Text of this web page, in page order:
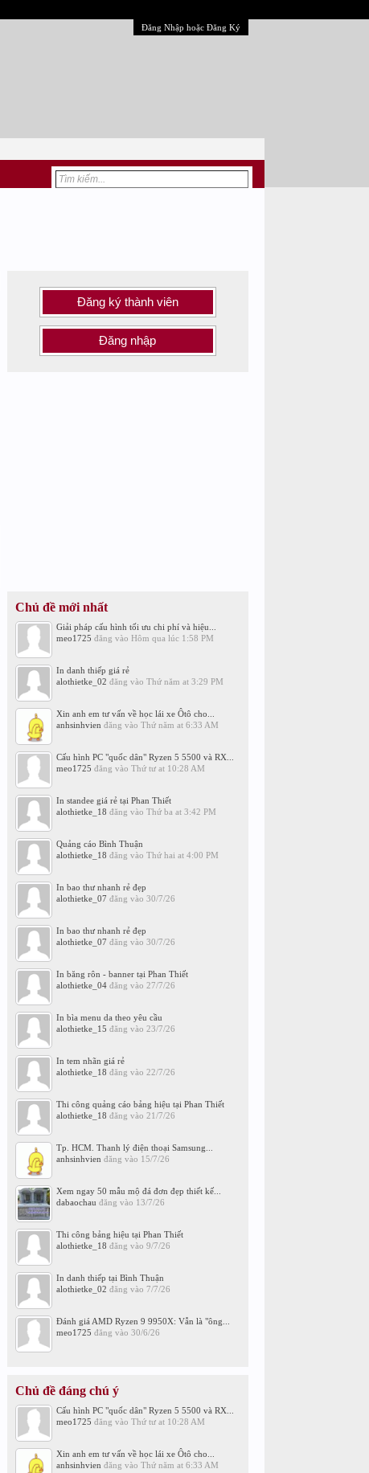
Đăng Nhập hoặc Đăng Ký
Đăng ký thành viên
Đăng nhập
Chủ đề mới nhất
Giải pháp cấu hình tối ưu chi phí và hiệu...
meo1725 đăng vào Hôm qua lúc 1:58 PM
In danh thiếp giá rẻ
alothietke_02 đăng vào Thứ năm at 3:29 PM
Xin anh em tư vấn về học lái xe Ôtô cho...
anhsinhvien đăng vào Thứ năm at 6:33 AM
Cấu hình PC "quốc dân" Ryzen 5 5500 và RX...
meo1725 đăng vào Thứ tư at 10:28 AM
In standee giá rẻ tại Phan Thiết
alothietke_18 đăng vào Thứ ba at 3:42 PM
Quảng cáo Bình Thuận
alothietke_18 đăng vào Thứ hai at 4:00 PM
In bao thư nhanh rẻ đẹp
alothietke_07 đăng vào 30/7/26
In bao thư nhanh rẻ đẹp
alothietke_07 đăng vào 30/7/26
In băng rôn - banner tại Phan Thiết
alothietke_04đăng vào 27/7/26
In bìa menu da theo yêu cầu
alothietke_15 đăng vào 23/7/26
In tem nhãn giá rẻ
alothietke_18 đăng vào 22/7/26
Thi công quảng cáo bảng hiệu tại Phan Thiết
alothietke_18 đăng vào 21/7/26
Tp. HCM. Thanh lý điện thoại Samsung...
anhsinhvien đăng vào 15/7/26
Xem ngay 50 mẫu mộ đá đơn đẹp thiết kế...
dabaochau đăng vào 13/7/26
Thi công bảng hiệu tại Phan Thiết
alothietke_18 đăng vào 9/7/26
In danh thiếp tại Bình Thuận
alothietke_02 đăng vào 7/7/26
Đánh giá AMD Ryzen 9 9950X: Vẫn là "ông...
meo1725 đăng vào 30/6/26
Chủ đề đáng chú ý
Cấu hình PC "quốc dân" Ryzen 5 5500 và RX...
meo1725 đăng vào Thứ tư at 10:28 AM
Xin anh em tư vấn về học lái xe Ôtô cho...
anhsinhvien đăng vào Thứ năm at 6:33 AM